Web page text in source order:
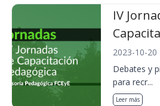
IV
2023-10-20
Debates y
para recr...
Leer más